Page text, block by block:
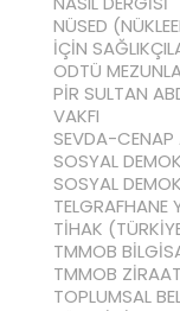
NÜSED
İÇİN
ODTÜ
PİR SULTAN
VAKFI
SEVDA-CENAP
SOSYAL
SOSYAL
TELGRAFHANE
TİHAK
TMMOB
TMMOB
TOPLUMSAL